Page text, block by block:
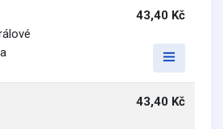
43,40 Kč
43,40 Kč